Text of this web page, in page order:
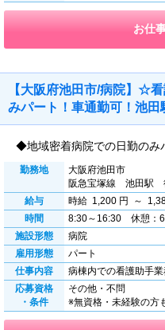
お仕
【大阪府池田市/病院】☆
みパート！車通勤可！池田
◆地域密着病院での日勤のみ
勤務地
大阪府池田市
阪急宝塚線 池田駅
給与
時給 1,200 円 ～
時間
8:30～16:30 休憩：
施設形態
病院
雇用形態
パート
仕事内容
病棟内での看護助手
応募資格
・条件
その他・不問
※無資格・未経験の方